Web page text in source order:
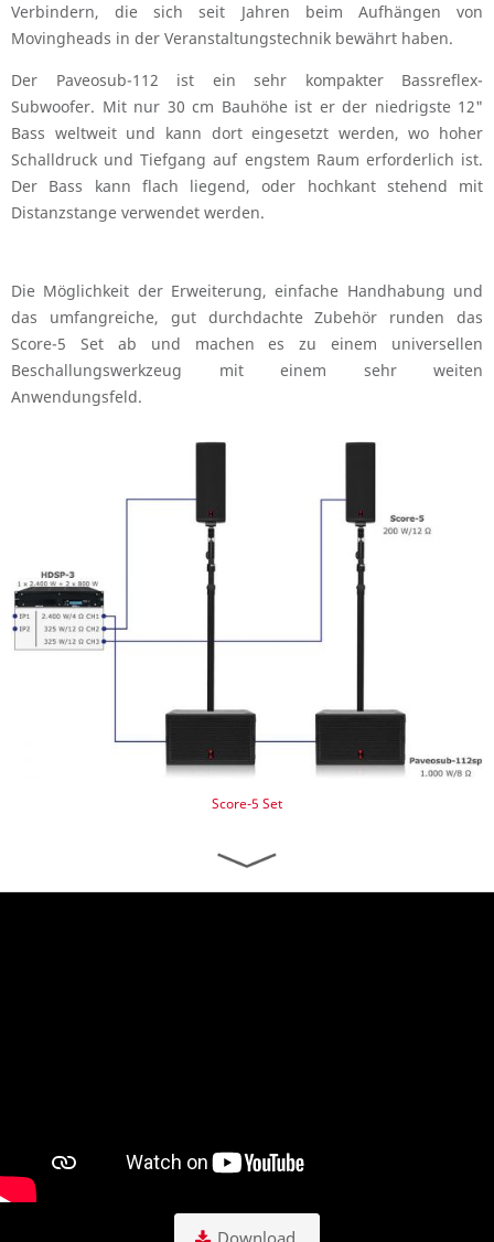
Verbindern, die sich seit Jahren beim Aufhängen von
Movingheads in der Veranstaltungstechnik bewährt haben.
Der Paveosub-112 ist ein sehr kompakter Bassreflex-
Subwoofer. Mit nur 30 cm Bauhöhe ist er der niedrigste 12"
Bass weltweit und kann dort eingesetzt werden, wo hoher
Schalldruck und Tiefgang auf engstem Raum erforderlich ist.
Der Bass kann flach liegend, oder hochkant stehend mit
Distanzstange verwendet werden.
Die Möglichkeit der Erweiterung, einfache Handhabung und
das umfangreiche, gut durchdachte Zubehör runden das
Score-5 Set ab und machen es zu einem universellen
Beschallungswerkzeug mit einem sehr weiten
Anwendungsfeld.
Score-5 Set
Download